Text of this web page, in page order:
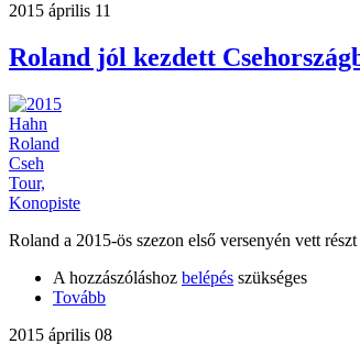
2015 április 11
Roland jól kezdett
Roland a 2015-ös szezon első versenyén vett
A hozzászóláshoz belépés szükséges
Tovább
2015 április 08